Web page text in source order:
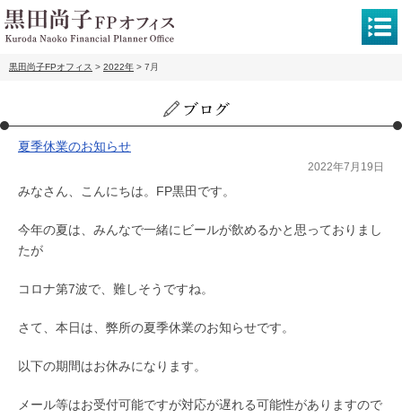
黒田尚子FPオフィス > 2022年 > 7月
夏季休業のお知らせ
2022年7月19日
みなさん、こんにちは。FP黒田です。
今年の夏は、みんなで一緒にビールが飲めるかと思っておりまし
たが
コロナ第7波で、難しそうですね。
さて、本日は、弊所の夏季休業のお知らせです。
以下の期間はお休みになります。
メール等はお受付可能ですが対応が遅れる可能性がありますので